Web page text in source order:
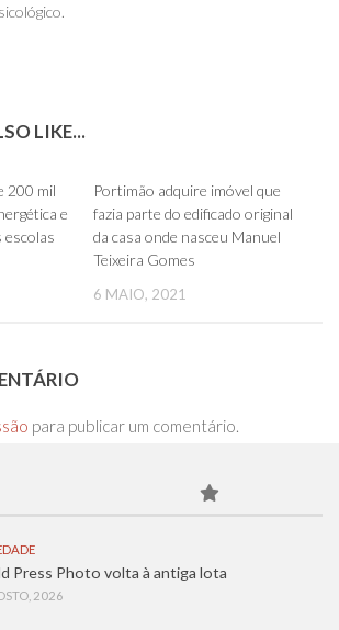
LIKE...
200 mil
e
Portimão adquire imóvel que
fazia parte do edificado original
da casa onde nasceu Manuel
Teixeira Gomes
6 MAIO, 2021
para publicar um comentário.
Press Photo volta à antiga lota
2026